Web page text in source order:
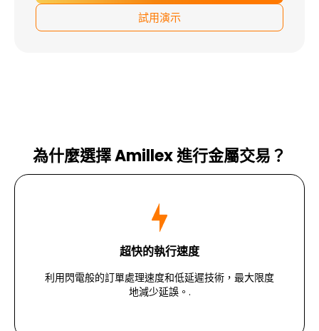
試用演示
為什麼選擇 Amillex 進行金屬交易？
超快的執行速度
利用閃電般的訂單處理速度和低延遲技術，最大限度
地減少延誤。.